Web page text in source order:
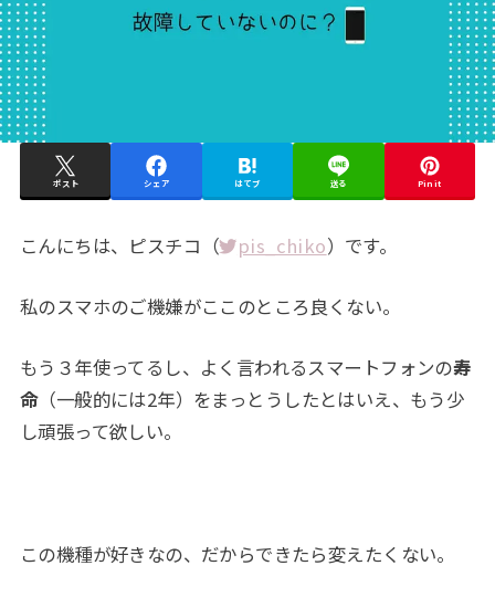
ポスト シェア はてブ 送る Pin it
こんにちは、ピスチコ（ pis_chiko）です。
私のスマホのご機嫌がここのところ良くない。
もう３年使ってるし、よく言われるスマートフォンの寿
命（一般的には2年）をまっとうしたとはいえ、もう少
し頑張って欲しい。
この機種が好きなの、だからできたら変えたくない。